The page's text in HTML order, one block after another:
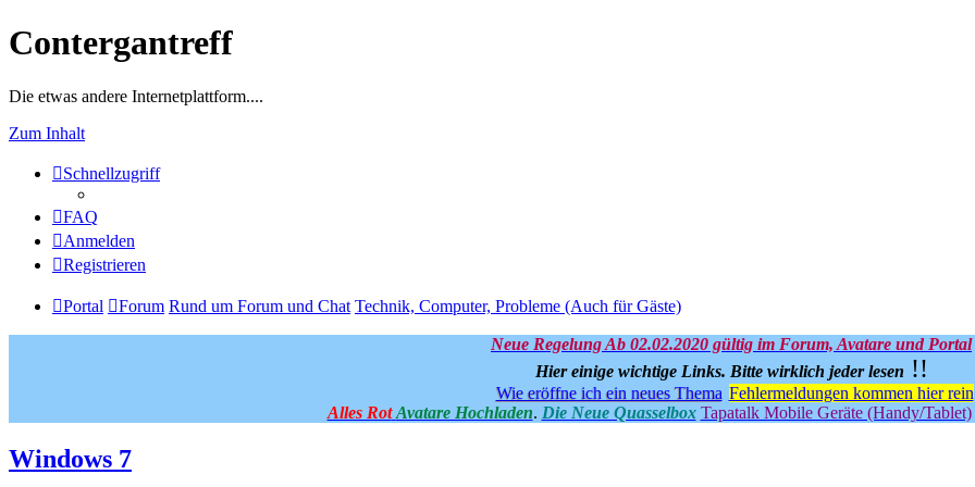
Contergantreff
Die etwas andere Internetplattform....
Zum Inhalt
Schnellzugriff
FAQ
Anmelden
Registrieren
Portal Forum Rund um Forum und Chat Technik, Computer, Probleme (Auch für Gäste)
Neue Regelung Ab 02.02.2020 gültig im Forum, Avatare und Portal
Hier einige wichtige Links. Bitte wirklich jeder lesen !!
Wie eröffne ich ein neues Thema Fehlermeldungen kommen hier rein
Alles Rot Avatare Hochladen. Die Neue Quasselbox Tapatalk Mobile Geräte (Handy/Tablet)
Windows 7